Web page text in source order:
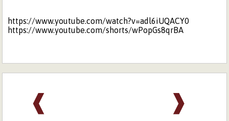
https://www.youtube.com/watch?v=adl6iUQACY0
https://www.youtube.com/shorts/wPopGs8qrBA
❱
❰